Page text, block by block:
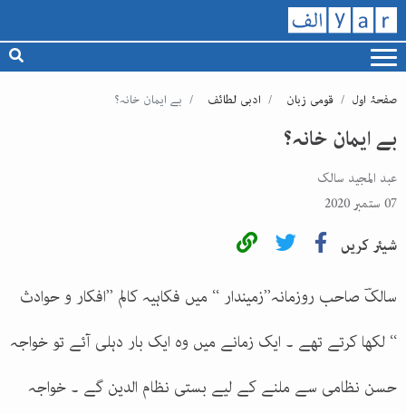
صفحۂ اول قومی زبان ادبی لطائف بے ایمان خانہ؟
بے ایمان خانہ؟
عبد المجید سالک
07 ستمبر 2020
شیئر کریں
سالکؔ صاحب روزمانہ’’زمیندار ‘‘ میں فکاہیہ کالم ’’افکار و حوادث
‘‘ لکھا کرتے تھے ۔ ایک زمانے میں وہ ایک بار دہلی آئے تو خواجہ
حسن نظامی سے ملنے کے لیے بستی نظام الدین گے ۔ خواجہ